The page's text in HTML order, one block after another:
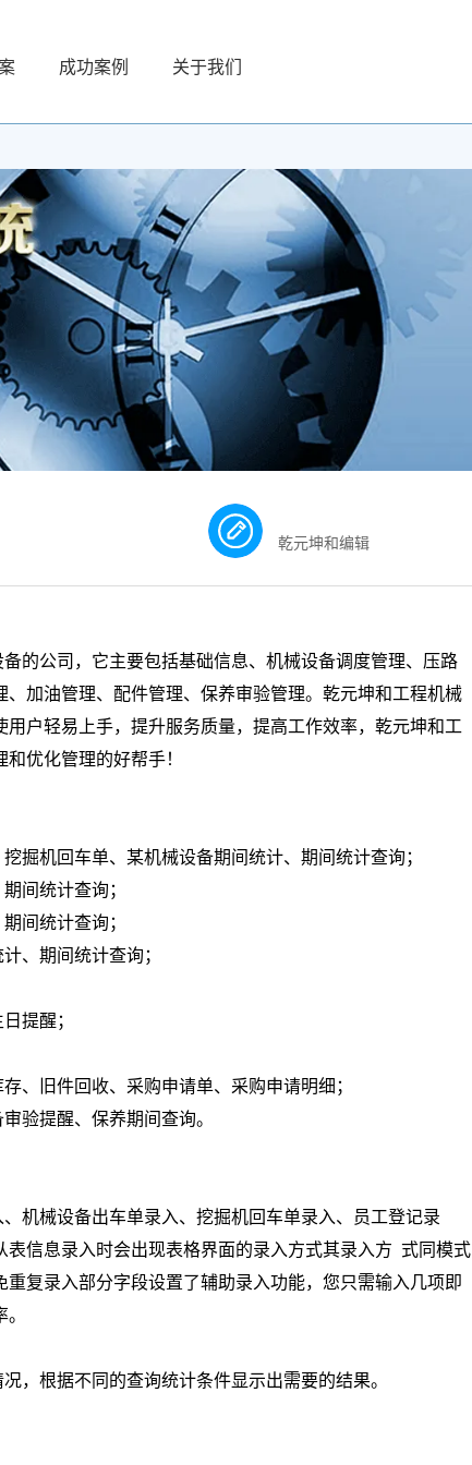
成功案例 关于我们
乾元坤和编辑
的公司，它主要包括基础信息、机械设备调度管理、压路
加油管理、配件管理、保养审验管理。乾元坤和工程机械
户轻易上手，提升服务质量，提高工作效率，乾元坤和工
优化管理的好帮手！
掘机回车单、某机械设备期间统计、期间统计查询；
间统计查询；
间统计查询；
、期间统计查询；
提醒；
、旧件回收、采购申请单、采购申请明细；
验提醒、保养期间查询。
机械设备出车单录入、挖掘机回车单录入、员工登记录
信息录入时会出现表格界面的录入方式其录入方 式同模式
复录入部分字段设置了辅助录入功能，您只需输入几项即
，根据不同的查询统计条件显示出需要的结果。